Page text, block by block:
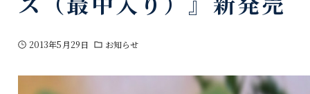
2013年5月29日 お知らせ